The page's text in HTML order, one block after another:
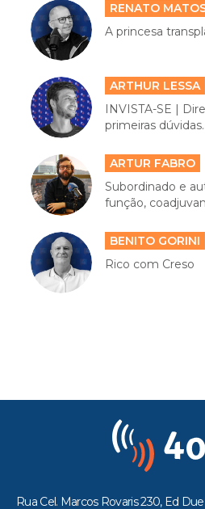
RENATO
A princesa
ARTHUR LESSA
INVISTA-SE |
primeiras
ARTUR FABRO
Subordinado e
função,
BENITO GORINI
Rico com Creso
Rua Cel. Marcos Rovaris 230, Ed